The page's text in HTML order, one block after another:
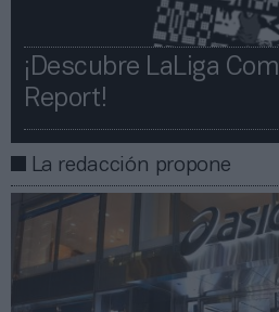
¡Descubre LaLiga
Report!​​
La redacción propone